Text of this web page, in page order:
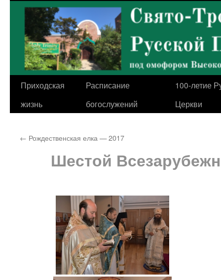
содержимому
Приходская
жизнь
Расписание
богослужений
100-летие
Церкви
← Рождественская елка — 2017
Шестой